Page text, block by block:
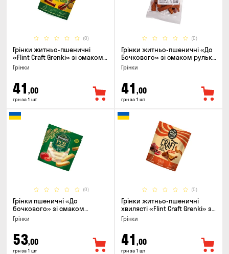
(0)
Грінки житньо-пшеничні
«Flint Craft Grenki» зі смаком
кабаносів та гірчиці, 80г
Грінки
41 ,00
грн за 1 шт
(0)
Грінки житньо-пшеничні «До
Бочкового» зі смаком рулька
з печі, 100г
Грінки
41 ,00
грн за 1 шт
(0)
Грінки пшеничні «До
бочкового» зі смаком
томати по-домашньому, 120г
Грінки
53,00
грн за 1 шт
(0)
Грінки житньо-пшеничні
хвилясті «Flint Craft Grenki» зі
смаком гострих джерки, 80г
Грінки
41 ,00
грн за 1 шт